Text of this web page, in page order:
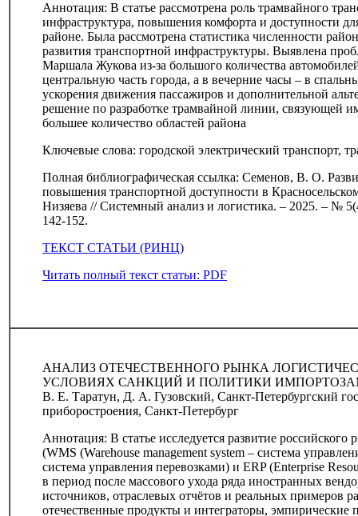
Аннотация: В статье рассмотрена роль трамвайного
инфраструктура, повышения комфорта и доступности
районе. Была рассмотрена статистика численности
развития транспортной инфраструктуры. Выявлена
Маршала Жукова из-за большого количества
центральную часть города, а в вечерние часы – в
ускорения движения пассажиров и дополнительной
решение по разработке трамвайной линии,
большее количество областей района
Ключевые слова: городской электрический транспорт,
Полная библиографическая ссылка: Семенов, В. О.
повышения транспортной доступности в
Низяева // Системный анализ и логистика. – 2025. – №
142-152.
ТЕКСТ СТАТЬИ (РИНЦ)
Читать полный текст статьи: PDF
АНАЛИЗ ОТЕЧЕСТВЕННОГО РЫНКА
УСЛОВИЯХ САНКЦИЙ И ПОЛИТИКИ
В. Е. Таратун, Д. А. Гузовский, Санкт-Петербургский
приборостроения, Санкт-Петербург
Аннотация: В статье исследуется развитие
(WMS (Warehouse management system – система
система управления перевозками) и ERP (Enterprise
в период после массового ухода ряда иностранных
источников, отраслевых отчётов и реальных примеров
отечественные продукты и интеграторы,